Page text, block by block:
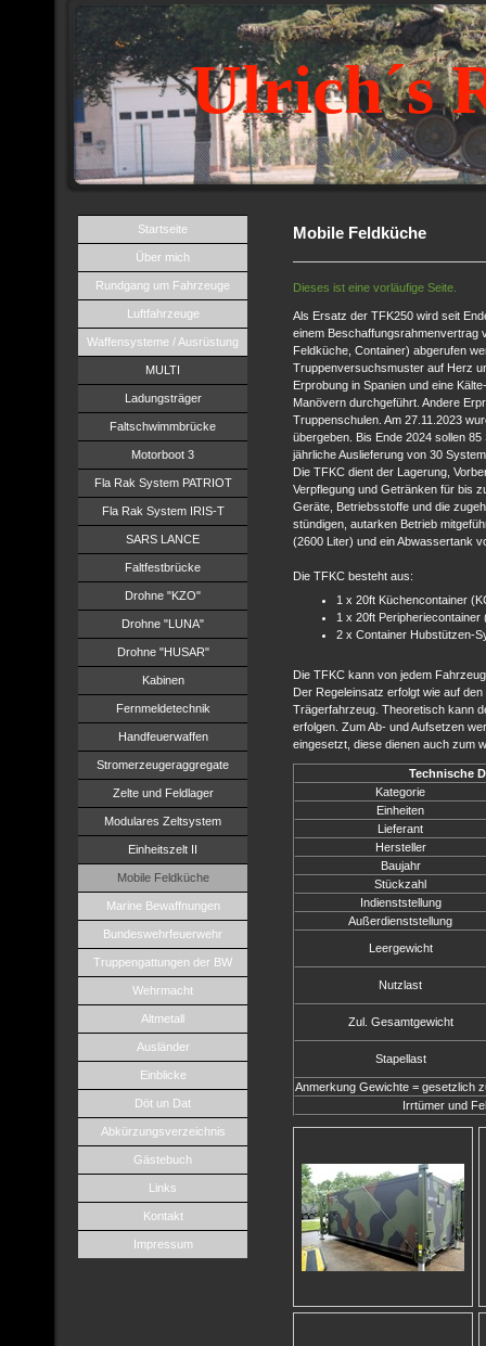
Ulrich´s
Startseite
Über mich
Rundgang um Fahrzeuge
Luftfahrzeuge
Waffensysteme / Ausrüstung
MULTI
Ladungsträger
Faltschwimmbrücke
Motorboot 3
Fla Rak System PATRIOT
Fla Rak System IRIS-T
SARS LANCE
Faltfestbrücke
Drohne "KZO"
Drohne "LUNA"
Drohne "HUSAR"
Kabinen
Fernmeldetechnik
Handfeuerwaffen
Stromerzeugeraggregate
Zelte und Feldlager
Modulares Zeltsystem
Einheitszelt II
Mobile Feldküche
Marine Bewaffnungen
Bundeswehrfeuerwehr
Truppengattungen der BW
Wehrmacht
Altmetall
Ausländer
Einblicke
Döt un Dat
Abkürzungsverzeichnis
Gästebuch
Links
Kontakt
Impressum
Mobile Feldküche
Dieses ist eine vorläufige Seite.
Als Ersatz der TFK250 wird seit
einem Beschaffungsrahmenvertrag
Feldküche, Container) abgerufen
Truppenversuchsmuster auf Herz
Erprobung in Spanien und eine
Manövern durchgeführt. Andere
Truppenschulen. Am 27.11.2023
übergeben. Bis Ende 2024 sollen
jährliche Auslieferung von 30
Die TFKC dient der Lagerung,
Verpflegung und Getränken für bis
Geräte, Betriebsstoffe und die
stündigen, autarken Betrieb
(2600 Liter) und ein Abwassertank
Die TFKC besteht aus:
1 x 20ft Küchencontainer
1 x 20ft Peripheriecontainer
2 x Container Hubstützen-
Die TFKC kann von jedem
Der Regeleinsatz erfolgt wie auf
Trägerfahrzeug. Theoretisch kann
erfolgen. Zum Ab- und Aufsetzen
eingesetzt, diese dienen auch zum
Technische
Kategorie
Einheiten
Lieferant
Hersteller
Baujahr
Stückzahl
Indienststellung
Außerdienststellung
Leergewicht
Nutzlast
Zul. Gesamtgewicht
Stapellast
Anmerkung Gewichte = gesetzlich
Irrtümer und